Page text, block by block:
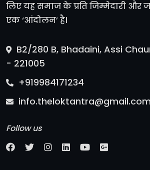
लिए यह समाज के प्रति जिम्मेदारी और
एक ‘आंदोलन’ है।
B2/280 B, Bhadaini, Assi
- 221005
+919984171234
info.theloktantra@gmail.com
Follow us